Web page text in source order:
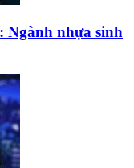
Ngành nhựa sinh